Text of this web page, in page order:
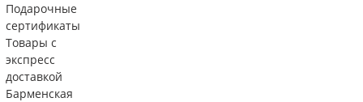
Подарочные
сертификаты
Товары с
экспресс
доставкой
Барменская